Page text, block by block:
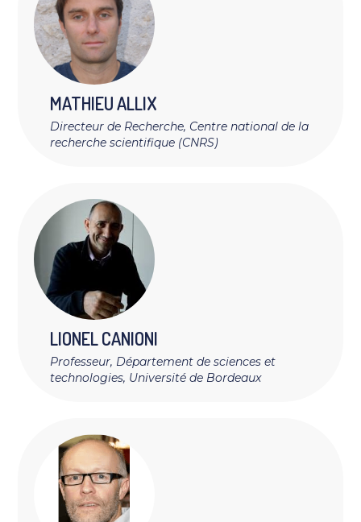
MATHIEUALLIX
Directeur de Recherche, Centre national de la
recherche scientifique (CNRS)
LIONELCANIONI
Professeur, Département de sciences et
technologies, Université de Bordeaux